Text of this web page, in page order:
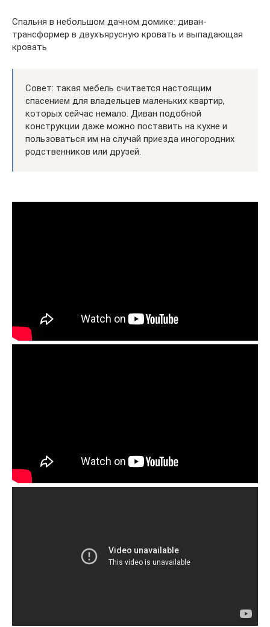
Спальня в небольшом дачном домике: диван-
трансформер в двухъярусную кровать и выпадающая
кровать
Совет: такая мебель считается настоящим
спасением для владельцев маленьких квартир,
которых сейчас немало. Диван подобной
конструкции даже можно поставить на кухне и
пользоваться им на случай приезда иногородних
родственников или друзей.